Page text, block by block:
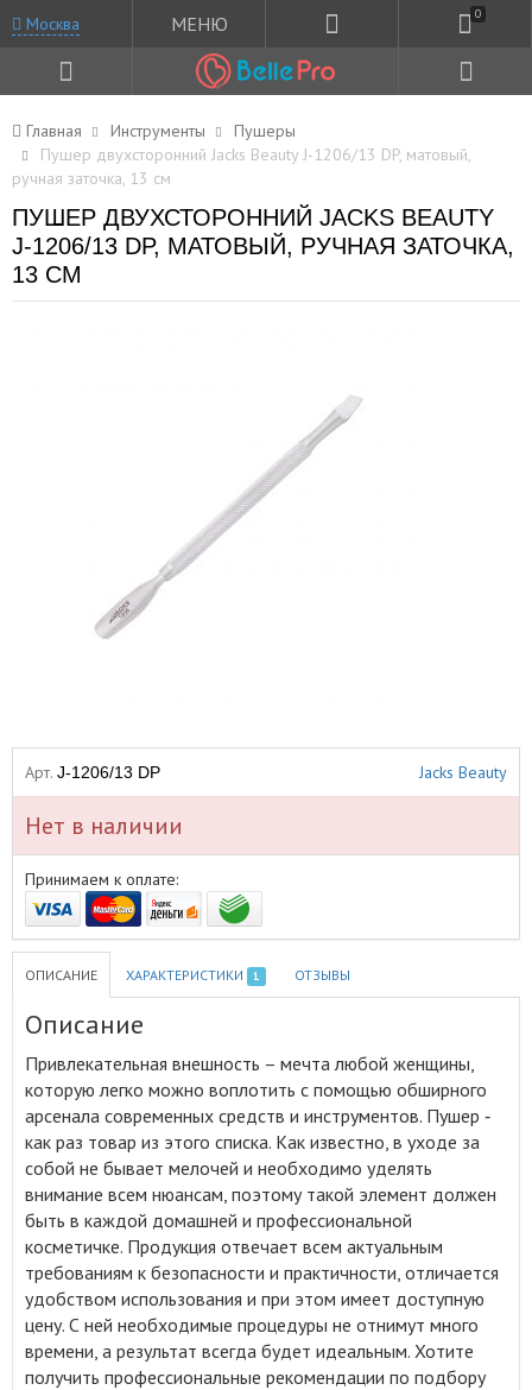
Москва МЕНЮ 0
Главная Инструменты
Пушеры
Пушер двухсторонний Jacks Beauty J-1206/13 DP, матовый,
ручная заточка, 13 см
ПУШЕР ДВУХСТОРОННИЙ JACKS BEAUTY
J-1206/13 DP, МАТОВЫЙ, РУЧНАЯ ЗАТОЧКА,
13 СМ
Арт. J-1206/13 DP Jacks Beauty
Нет в наличии
Принимаем к оплате:
ОПИСАНИЕ ХАРАКТЕРИСТИКИ 1 ОТЗЫВЫ
Описание
Привлекательная внешность – мечта любой женщины,
которую легко можно воплотить с помощью обширного
арсенала современных средств и инструментов. Пушер ‑
как раз товар из этого списка. Как известно, в уходе за
собой не бывает мелочей и необходимо уделять
внимание всем нюансам, поэтому такой элемент должен
быть в каждой домашней и профессиональной
косметичке. Продукция отвечает всем актуальным
требованиям к безопасности и практичности, отличается
удобством использования и при этом имеет доступную
цену. С ней необходимые процедуры не отнимут много
времени, а результат всегда будет идеальным. Хотите
получить профессиональные рекомендации по подбору